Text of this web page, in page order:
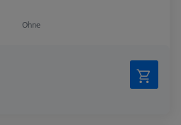
Ohne